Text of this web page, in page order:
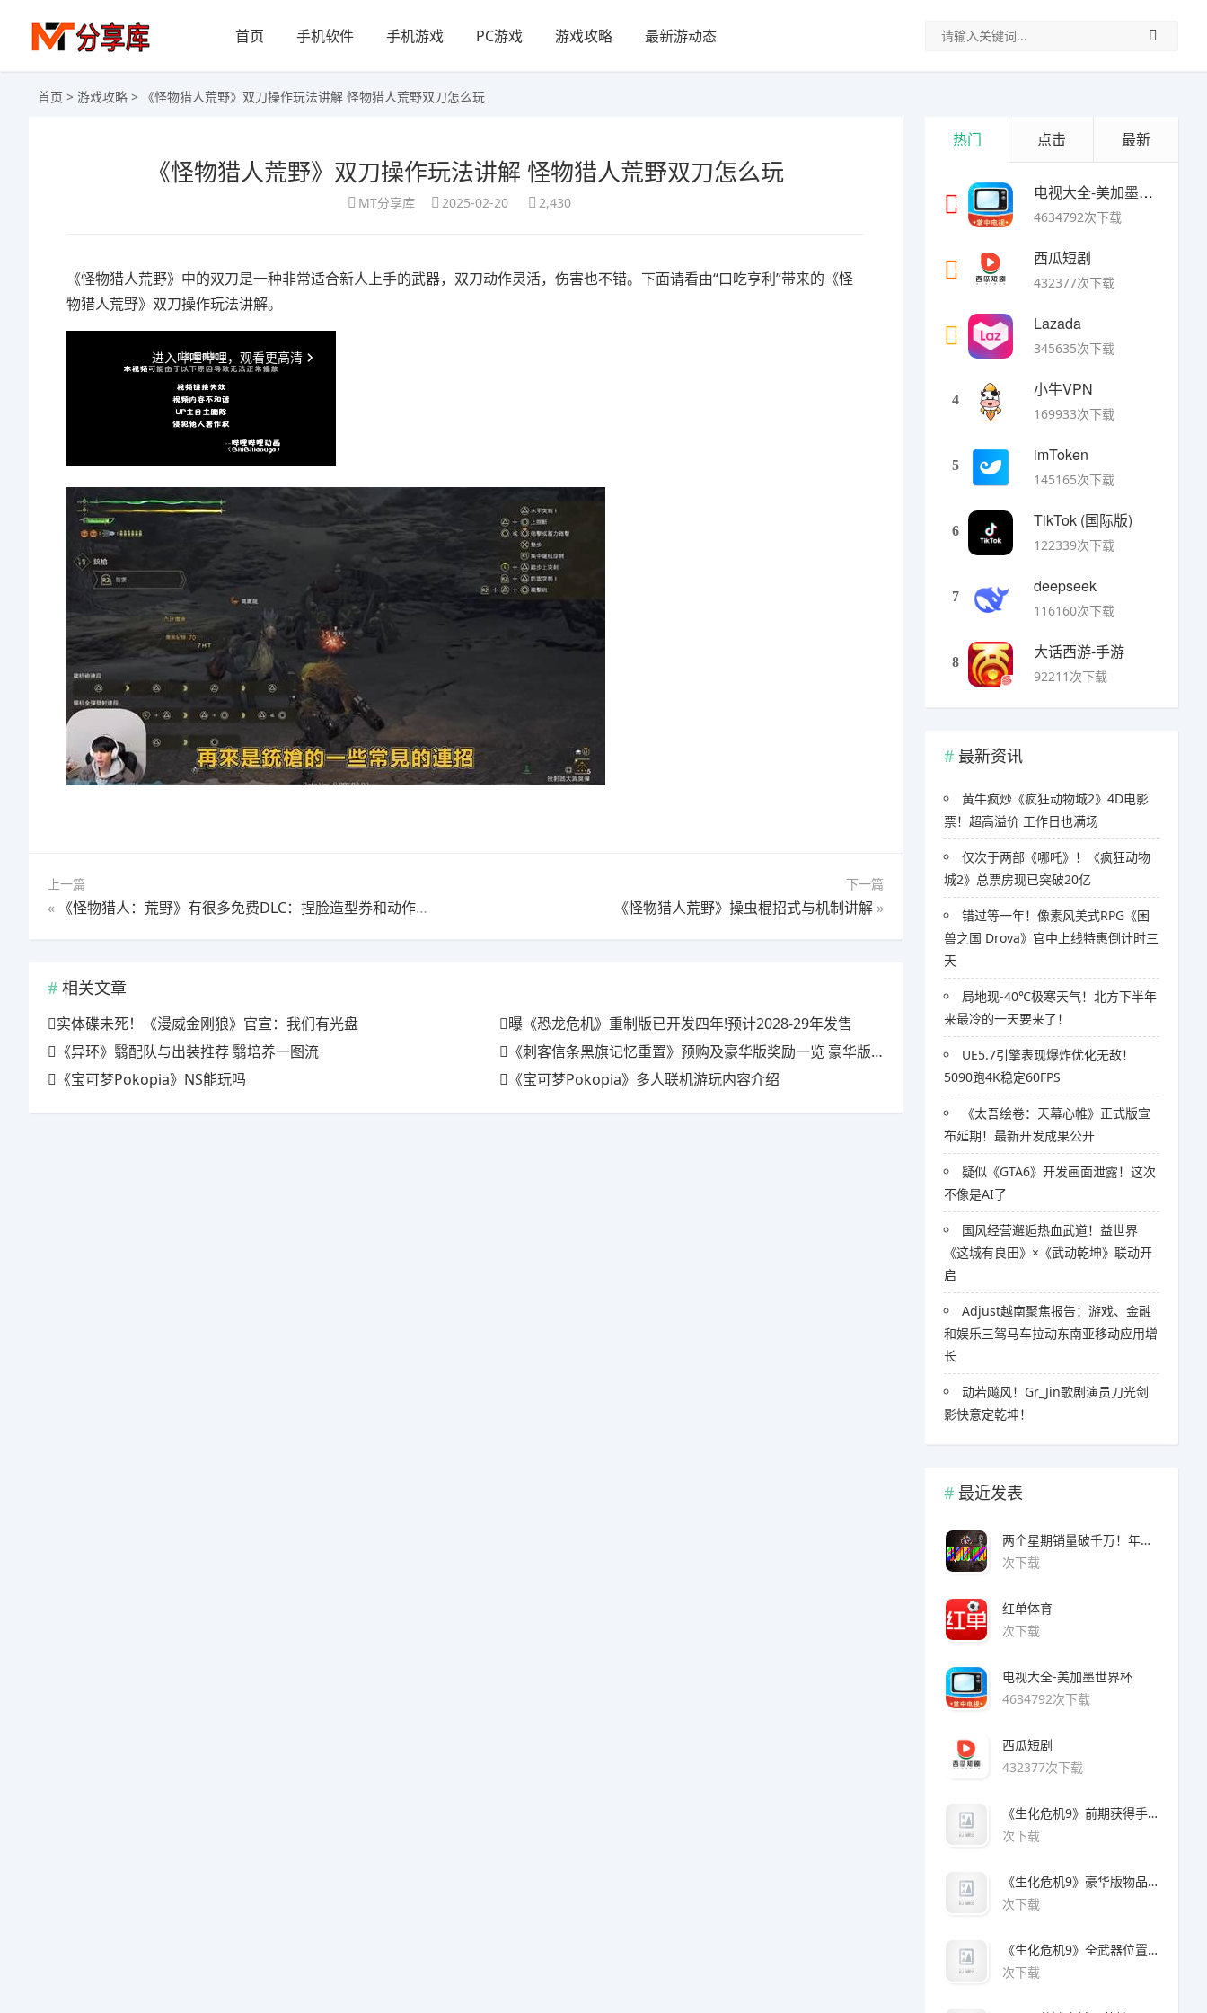
首页 手机软件 手机游戏 PC游戏 游戏攻略 最新游动态
首页 > 游戏攻略 > 《怪物猎人荒野》双刀操作玩法讲解 怪物猎人荒野双刀怎么玩
《怪物猎人荒野》双刀操作玩法讲解 怪物猎人荒野双刀怎么玩
MT分享库 2025-02-20 2,430
《怪物猎人荒野》中的双刀是一种非常适合新人上手的武器，双刀动作灵活，伤害也不错。下面请看由“口吃亨利”带来的《怪
物猎人荒野》双刀操作玩法讲解。
上一篇
« 《怪物猎人：荒野》有很多免费DLC：捏脸造型券和动作组合包
下一篇
《怪物猎人荒野》操虫棍招式与机制讲解»
相关文章
实体碟未死！《漫威金刚狼》官宣：我们有光盘
曝《恐龙危机》重制版已开发四年!预计2028-29年发售
《异环》翳配队与出装推荐 翳培养一图流
《刺客信条黑旗记忆重置》预购及豪华版奖励一览 豪华版有什么
《宝可梦Pokopia》NS能玩吗
《宝可梦Pokopia》多人联机游玩内容介绍
热门 点击 最新
1
电视大全-美加墨世界杯
4634792次下载
2
西瓜短剧
432377次下载
3
Lazada
345635次下载
4
小牛VPN
169933次下载
5
imToken
145165次下载
6
TikTok (国际版)
122339次下载
7
deepseek
116160次下载
8
大话西游-手游
92211次下载
最新资讯
黄牛疯炒《疯狂动物城2》4D电影
票！超高溢价 工作日也满场
仅次于两部《哪吒》！《疯狂动物
城2》总票房现已突破20亿
错过等一年！像素风美式RPG《困
兽之国 Drova》官中上线特惠倒计时三
天
局地现-40℃极寒天气！北方下半年
来最冷的一天要来了！
UE5.7引擎表现爆炸优化无敌！
5090跑4K稳定60FPS
《太吾绘卷：天幕心帷》正式版宣
布延期！最新开发成果公开
疑似《GTA6》开发画面泄露！这次
不像是AI了
国风经营邂逅热血武道！益世界
《这城有良田》×《武动乾坤》联动开
启
Adjust越南聚焦报告：游戏、金融
和娱乐三驾马车拉动东南亚移动应用增
长
​​动若飚风！Gr_Jin歌剧演员刀光剑
影快意定乾坤！
最近发表
两个星期销量破千万！年度爆款诞生了 3A看了都眼红
次下载
红单体育
次下载
电视大全-美加墨世界杯
4634792次下载
西瓜短剧
432377次下载
《生化危机9》前期获得手枪方法
次下载
《生化危机9》豪华版物品领取方法
次下载
《生化危机9》全武器位置及解锁方法
次下载